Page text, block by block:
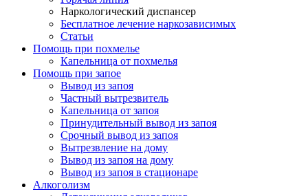
Наркологический диспансер
Бесплатное лечение наркозависимых
Статьи
Помощь при похмелье
Капельница от похмелья
Помощь при запое
Вывод из запоя
Частный вытрезвитель
Капельница от запоя
Принудительный вывод из запоя
Срочный вывод из запоя
Вытрезвление на дому
Вывод из запоя на дому
Вывод из запоя в стационаре
Алкоголизм